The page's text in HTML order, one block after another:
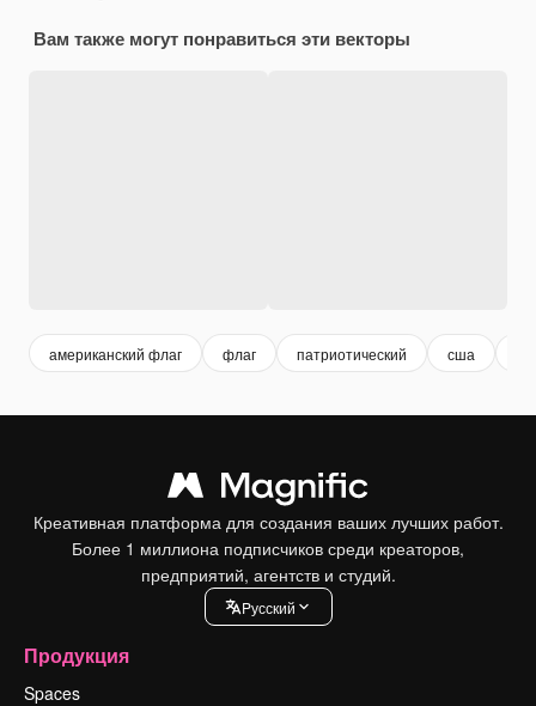
Вам также могут понравиться эти векторы
американский флаг флаг патриотический сша
Креативная платформа для создания ваших лучших работ.
Более 1 миллиона подписчиков среди креаторов,
предприятий, агентств и студий.
Pусский
Продукция
Spaces